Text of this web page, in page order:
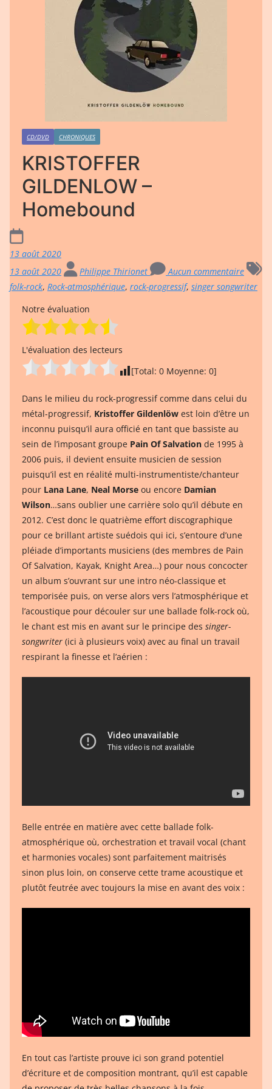
CD/DVD CHRONIQUES
KRISTOFFER
GILDENLOW –
Homebound
13 août 2020
13 août 2020
Philippe Thirionet
Aucun commentaire
folk-rock, Rock-atmosphérique, rock-progressif, singer songwriter
Notre évaluation
L'évaluation des lecteurs
[Total: 0 Moyenne: 0]
Dans le milieu du rock-progressif comme dans celui du
métal-progressif, Kristoffer Gildenlöw est loin d’être un
inconnu puisqu’il aura officié en tant que bassiste au
sein de l’imposant groupe Pain Of Salvation de 1995 à
2006 puis, il devient ensuite musicien de session
puisqu’il est en réalité multi-instrumentiste/chanteur
pour Lana Lane, Neal Morse ou encore Damian
Wilson…sans oublier une carrière solo qu’il débute en
2012. C’est donc le quatrième effort discographique
pour ce brillant artiste suédois qui ici, s’entoure d’une
pléiade d’importants musiciens (des membres de Pain
Of Salvation, Kayak, Knight Area…) pour nous concocter
un album s’ouvrant sur une intro néo-classique et
temporisée puis, on verse alors vers l’atmosphérique et
l’acoustique pour découler sur une ballade folk-rock où,
le chant est mis en avant sur le principe des singer-
songwriter (ici à plusieurs voix) avec au final un travail
respirant la finesse et l’aérien :
Belle entrée en matière avec cette ballade folk-
atmosphérique où, orchestration et travail vocal (chant
et harmonies vocales) sont parfaitement maitrisés
sinon plus loin, on conserve cette trame acoustique et
plutôt feutrée avec toujours la mise en avant des voix :
En tout cas l’artiste prouve ici son grand potentiel
d’écriture et de composition montrant, qu’il est capable